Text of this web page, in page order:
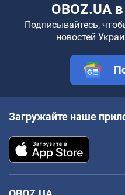
OBOZ.UA
Подписывайтесь,
новостей
Загружайте наше